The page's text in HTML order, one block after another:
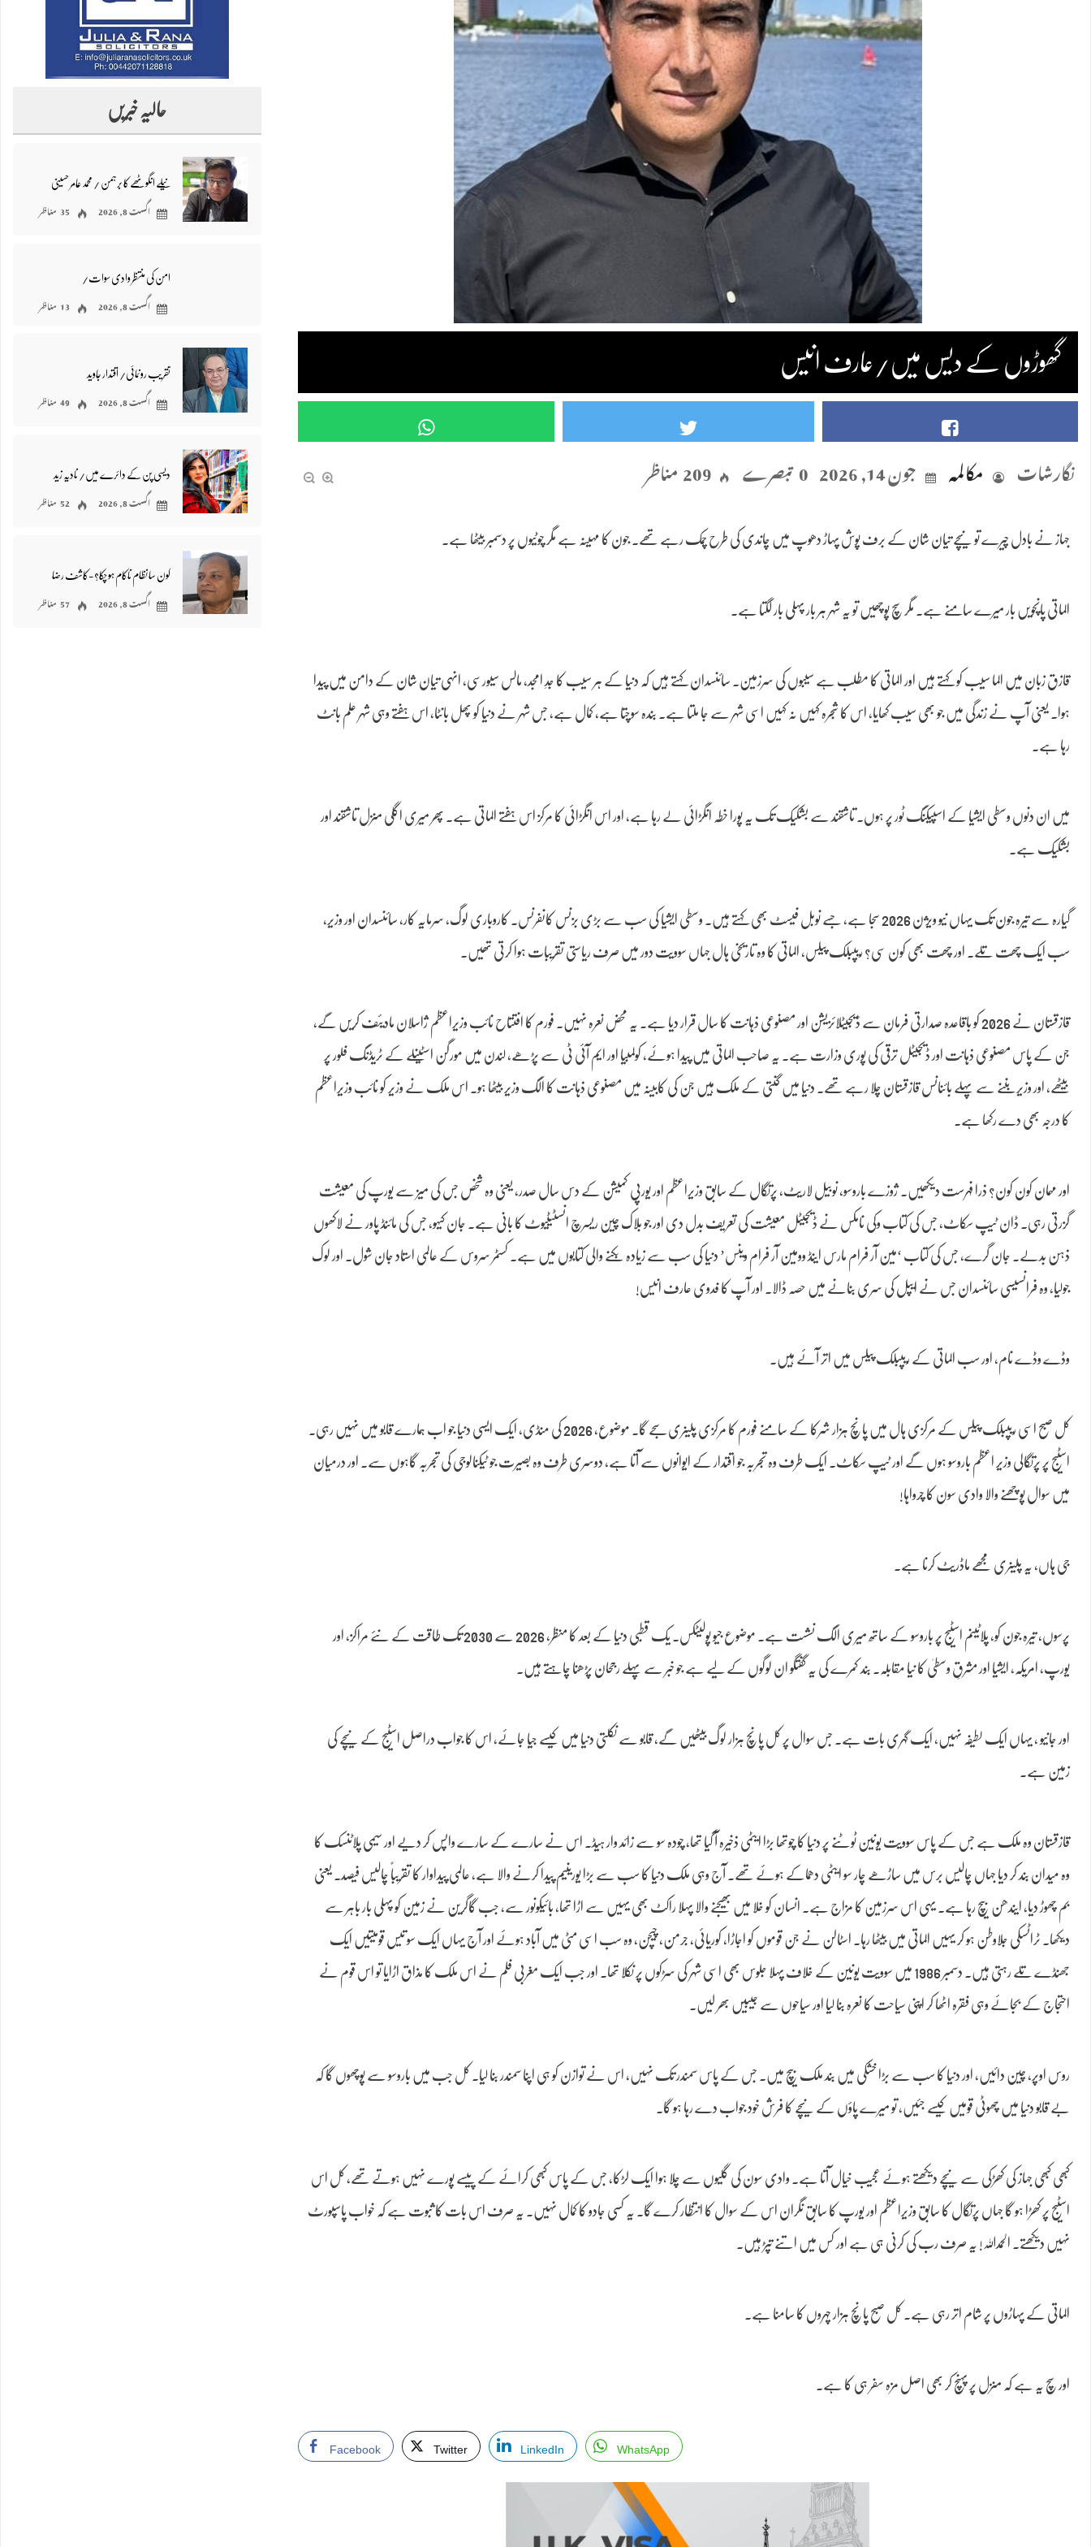
گھوڑوں کے دیس میں/عارف انیس
نگارشات مکالمہ جون 14, 2026 0 تبصرے 209 مناظر
جہاز نے بادل چیرے تو نیچے تیان شان کے برف پوش پہاڑ دھوپ میں چاندی کی طرح چمک رہے تھے۔ جون کا مہینہ ہے مگر چوٹیوں پر دسمبر بیٹھا ہے۔
الماتی پانچویں بار میرے سامنے ہے۔ مگر سچ پوچھیں تو یہ شہر ہر بار پہلی بار لگتا ہے۔
قازق زبان میں الما سیب کو کہتے ہیں اور الماتی کا مطلب ہے سیبوں کی سرزمین۔ سائنسدان کہتے ہیں کہ دنیا کے ہر سیب کا جدِ امجد، مالس سیورسی، انہی تیان شان کے دامن میں پیدا
ہوا۔ یعنی آپ نے زندگی میں جو بھی سیب کھایا، اس کا شجرہ کہیں نہ کہیں اسی شہر سے جا ملتا ہے۔ بندہ سوچتا ہے، کمال ہے، جس شہر نے دنیا کو پھل بانٹا، اس ہفتے وہی شہر علم بانٹ
رہا ہے۔
میں ان دنوں وسطی ایشیا کے اسپیکنگ ٹور پر ہوں۔ تاشقند سے بشکیک تک یہ پورا خطہ انگڑائی لے رہا ہے، اور اس انگڑائی کا مرکز اس ہفتے الماتی ہے۔ پھر میری اگلی منزل تاشقند اور
بشکیک ہے.
گیارہ سے تیرہ جون تک یہاں نیو ویژن 2026 سجا ہے، جسے نوبل فیسٹ بھی کہتے ہیں۔ وسطی ایشیا کی سب سے بڑی بزنس کانفرنس۔ کاروباری لوگ، سرمایہ کار، سائنسدان اور وزیر،
سب ایک چھت تلے۔ اور چھت بھی کون سی؟ ریپبلک پیلس، الماتی کا وہ تاریخی ہال جہاں سوویت دور میں صرف ریاستی تقریبات ہوا کرتی تھیں۔
قازقستان نے 2026 کو باقاعدہ صدارتی فرمان سے ڈیجیٹلائزیشن اور مصنوعی ذہانت کا سال قرار دیا ہے۔ یہ محض نعرہ نہیں۔ فورم کا افتتاح نائب وزیراعظم ژاسلان مادیئف کریں گے،
جن کے پاس مصنوعی ذہانت اور ڈیجیٹل ترقی کی پوری وزارت ہے۔ یہ صاحب الماتی میں پیدا ہوئے، کولمبیا اور ایم آئی ٹی سے پڑھے، لندن میں مورگن اسٹینلے کے ٹریڈنگ فلور پر
بیٹھے، اور وزیر بننے سے پہلے بائنانس قازقستان چلا رہے تھے۔ دنیا میں گنتی کے ملک ہیں جن کی کابینہ میں مصنوعی ذہانت کا الگ وزیر بیٹھا ہو۔ اس ملک نے وزیر کو نائب وزیراعظم
کا درجہ بھی دے رکھا ہے۔
اور مہمان کون کون؟ ذرا فہرست دیکھیں۔ ژوزے باروسو، نوبیل لاریٹ، پرتگال کے سابق وزیراعظم اور یورپی کمیشن کے دس سال صدر، یعنی وہ شخص جس کی میز سے یورپ کی معیشت
گزرتی رہی۔ ڈان ٹیپ سکاٹ، جس کی کتاب وکی نامکس نے ڈیجیٹل معیشت کی تعریف بدل دی اور جو بلاک چین ریسرچ انسٹیٹیوٹ کا بانی ہے۔ جان کیہو، جس کی مائنڈ پاور نے لاکھوں
ذہن بدلے۔ جان گرے، جس کی کتاب ‘مین آر فرام مارس اینڈ وومین آر فرام وینس’ دنیا کی سب سے زیادہ بکنے والی کتابوں میں ہے۔ کسٹمر سروس کے عالمی استاد جان شول۔ اور لوک
جولیا، وہ فرانسیسی سائنسدان جس نے ایپل کی سری بنانے میں حصہ ڈالا۔ اور آپ کا فدوی عارف انیس!
وڈے وڈے نام، اور سب الماتی کے ریپبلک پیلس میں اتر آئے ہیں.
کل صبح اسی ریپبلک پیلس کے مرکزی ہال میں پانچ ہزار شرکا کے سامنے فورم کا مرکزی پلینری سجے گا۔ موضوع، 2026 کی منڈی، ایک ایسی دنیا جو اب ہمارے قابو میں نہیں رہی۔
اسٹیج پر پرتگالی وزیر اعظم باروسو ہوں گے اور ٹیپ سکاٹ۔ ایک طرف وہ تجربہ جو اقتدار کے ایوانوں سے آتا ہے، دوسری طرف وہ بصیرت جو ٹیکنالوجی کی تجربہ گاہوں سے۔ اور درمیان
میں سوال پوچھنے والا وادی سون کا چرواہا!
جی ہاں، یہ پلینری مجھے ماڈریٹ کرنا ہے۔
پرسوں، تیرہ جون کو، پلاٹینم اسٹیج پر باروسو کے ساتھ میری الگ نشست ہے۔ موضوع جیو پولیٹکس۔ یک قطبی دنیا کے بعد کا منظر، 2026 سے 2030 تک طاقت کے نئے مراکز، اور
یورپ، امریکہ، ایشیا اور مشرقِ وسطیٰ کا نیا مقابلہ۔ بند کمرے کی یہ گفتگو ان لوگوں کے لیے ہے جو خبر سے پہلے رجحان پڑھنا چاہتے ہیں۔
اور جانیو ، یہاں ایک لطیفہ نہیں، ایک گہری بات ہے۔ جس سوال پر کل پانچ ہزار لوگ بیٹھیں گے، قابو سے نکلتی دنیا میں کیسے جیا جائے، اس کا جواب دراصل اسٹیج کے نیچے کی
زمین ہے۔
قازقستان وہ ملک ہے جس کے پاس سوویت یونین ٹوٹنے پر دنیا کا چوتھا بڑا ایٹمی ذخیرہ آ گیا تھا، چودہ سو سے زائد وار ہیڈ۔ اس نے سارے کے سارے واپس کر دیے اور سیمی پلاٹنسک کا
وہ میدان بند کر دیا جہاں چالیس برس میں ساڑھے چار سو ایٹمی دھماکے ہوئے تھے۔ آج وہی ملک دنیا کا سب سے بڑا یورینیم پیدا کرنے والا ہے، عالمی پیداوار کا تقریباً چالیس فیصد۔ یعنی
بم چھوڑ دیا، ایندھن بیچ رہا ہے۔ یہی اس سرزمین کا مزاج ہے۔ انسان کو خلا میں بھیجنے والا پہلا راکٹ بھی یہیں سے اڑا تھا، بائیکونور سے، جب گاگرین نے زمین کو پہلی بار باہر سے
دیکھا۔ ٹراٹسکی جلاوطن ہو کر یہیں الماتی میں بیٹھا رہا۔ اسٹالن نے جن قوموں کو اجاڑا، کوریائی، جرمن، چیچن، وہ سب اسی مٹی میں آباد ہوئے اور آج یہاں ایک سو تیس قومیتیں ایک
جھنڈے تلے رہتی ہیں۔ دسمبر 1986 میں سوویت یونین کے خلاف پہلا جلوس بھی اسی شہر کی سڑکوں پر نکلا تھا۔ اور جب ایک مغربی فلم نے اس ملک کا مذاق اڑایا تو اس قوم نے
احتجاج کے بجائے وہی فقرہ اٹھا کر اپنی سیاحت کا نعرہ بنا لیا اور سیاحوں سے جیبیں بھر لیں۔
روس اوپر، چین دائیں، اور دنیا کا سب سے بڑا خشکی میں بند ملک بیچ میں۔ جس کے پاس سمندر تک نہیں، اس نے توازن کو ہی اپنا سمندر بنا لیا۔ کل جب میں باروسو سے پوچھوں گا کہ
بے قابو دنیا میں چھوٹی قومیں کیسے جئیں، تو میرے پاؤں کے نیچے کا فرش خود جواب دے رہا ہو گا۔
کبھی کبھی جہاز کی کھڑکی سے نیچے دیکھتے ہوئے عجیب خیال آتا ہے۔ وادی سون کی گلیوں سے چلا ہوا ایک لڑکا، جس کے پاس کبھی کرائے کے پیسے پورے نہیں ہوتے تھے، کل اس
اسٹیج پر کھڑا ہو گا جہاں پرتگال کا سابق وزیراعظم اور یورپ کا سابق نگران اس کے سوال کا انتظار کرے گا۔ یہ کسی جادو کا کمال نہیں۔ یہ صرف اس بات کا ثبوت ہے کہ خواب پاسپورٹ
نہیں دیکھتے۔ الحمداللہ! یہ صرف رب کی کرنی ہی ہے اور کس میں اتنے تپڑ ہیں.
الماتی کے پہاڑوں پر شام اتر رہی ہے۔ کل صبح پانچ ہزار چہروں کا سامنا ہے۔
اور سچ یہ ہے کہ منزل پر پہنچ کر بھی اصل مزہ سفر ہی کا ہے۔
Facebook Twitter LinkedIn WhatsApp
حالیہ خبریں
نیلے انگوٹھے کا برہمن / محمد عامر حسینی
اگست 8, 2026 35 مناظر
امن کی منتظر وادی سوات/
اگست 8, 2026 13 مناظر
تقریب رونمائی/ اقتدار جاوید
اگست 8, 2026 49 مناظر
دیسی پن کے دائرے میں/ نادیہ زید
اگست 8, 2026 52 مناظر
کون سا نظام ناکام ہو چکا؟-کاشف رضا
اگست 8, 2026 57 مناظر